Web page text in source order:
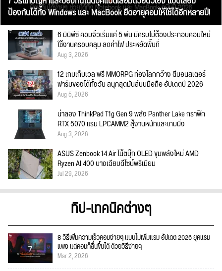
ป้องกันได้ทั้ง Windows และ MacBook ยืดอายุคอมให้ใช้ได้อีกหลายปี!
6 มินิพีซี คอมจิ๋วเริ่มแค่ 5 พัน มีครบไม่ต้องประกอบคอมใหม่
ใช้งานครอบคลุม ลดค่าไฟ ประหยัดพื้นที่
Aug 3, 2026
12 เกมเก็บเวล ฟรี MMORPG ท่องโลกกว้าง ตีมอนสเตอร์
ฟาร์มของได้ทั้งวัน สนุกสุดมันส์บนมือถือ อัปเดตปี 2026
Aug 5, 2026
น่าลอง ThinkPad T1g Gen 9 พลัง Panther Lake กราฟิก
RTX 5070 แรม LPCAMM2 สู้งานหนักและเกมมิ่ง
Aug 3, 2026
ASUS Zenbook 14 Air โน้ตบุ๊ก OLED ขุมพลังใหม่ AMD
Ryzen AI 400 บางเฉียบดีไซน์พรีเมียม
Jul 29, 2026
ทิป-เทคนิคต่างๆ
8 วิธีเพิ่มความเร็วคอมง่ายๆ แบบไม่เพิ่มแรม อัปเดต 2026 ยุคแรม
แพง แต่คอมก็ลื่นขึ้นได้ ด้วยวิธีง่ายๆ
Mar 2, 2026